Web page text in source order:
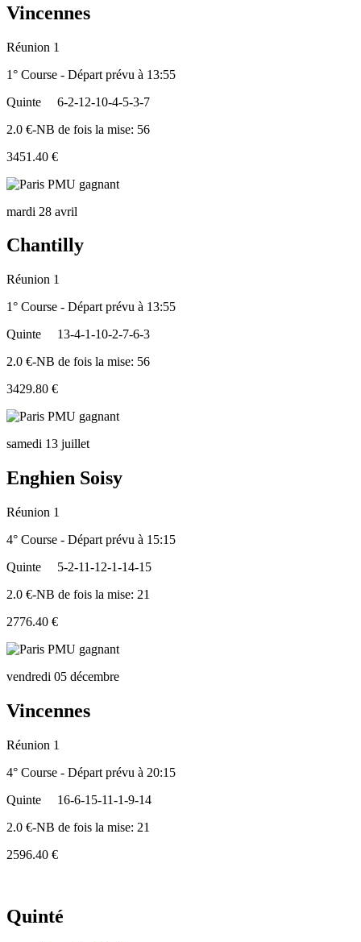
Vincennes
Réunion 1
1° Course - Départ prévu à 13:55
Quinte
6-2-12-10-4-5-3-7
2.0 €-NB de fois la mise: 56
3451.40 €
mardi 28 avril
Chantilly
Réunion 1
1° Course - Départ prévu à 13:55
Quinte
13-4-1-10-2-7-6-3
2.0 €-NB de fois la mise: 56
3429.80 €
samedi 13 juillet
Enghien Soisy
Réunion 1
4° Course - Départ prévu à 15:15
Quinte
5-2-11-12-1-14-15
2.0 €-NB de fois la mise: 21
2776.40 €
vendredi 05 décembre
Vincennes
Réunion 1
4° Course - Départ prévu à 20:15
Quinte
16-6-15-11-1-9-14
2.0 €-NB de fois la mise: 21
2596.40 €
Quinté